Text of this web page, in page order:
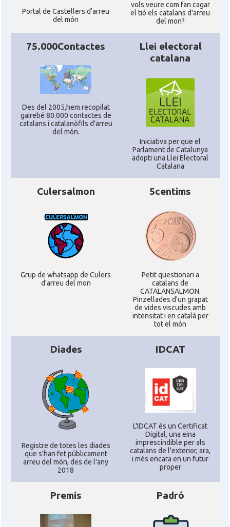
Portal de Castellers d'arreu
del món
vols veure com fan cagar
el tió els catalans d'arreu
del mon?
75.000Contactes
Des del 2005,hem recopilat
gairebé 80.000 contactes de
catalans i catalanòfils d'arreu
del món.
Llei electoral
catalana
Iniciativa per que el
Parlament de Catalunya
adopti una Llei Electoral
Catalana
Culersalmon
Grup de whatsapp de Culers
d'arreu del mon
5centims
Petit qüestionari a
catalans de
CATALANSALMON.
Pinzellades d'un grapat
de vides viscudes amb
intensitat i en català per
tot el món
Diades
Registre de totes les diades
que s'han fet públicament
arreu del món, des de l'any
2018
IDCAT
L'IDCAT és un Certificat
Digital, una eina
imprescindible per als
catalans de l'exterior, ara,
i més encara en un futur
proper
Premis Padró